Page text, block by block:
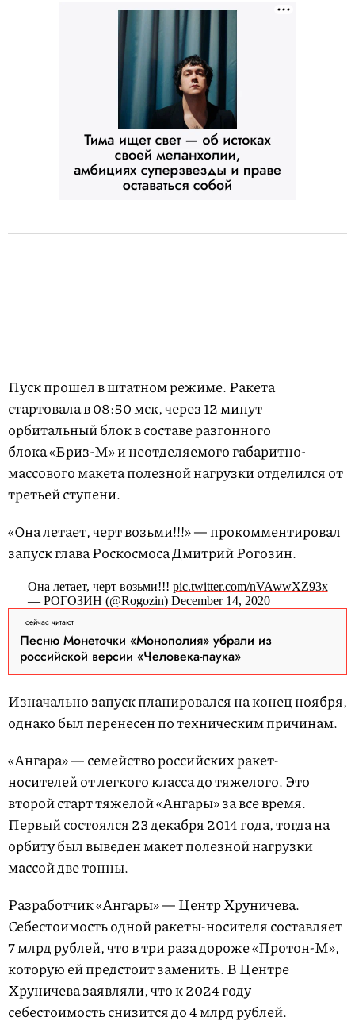
Пуск прошел в штатном режиме. Ракета
стартовала в 08:50 мск, через 12 минут
орбитальный блок в составе разгонного
блока «Бриз-М» и неотделяемого габаритно-
массового макета полезной нагрузки отделился от
третьей ступени.
«Она летает, черт возьми!!!» — прокомментировал
запуск глава Роскосмоса Дмитрий Рогозин.
Она летает, черт возьми!!! pic.twitter.com/nVAwwXZ93x
— РОГОЗИН (@Rogozin) December 14, 2020
сейчас читают
Песню Монеточки «Монополия» убрали из
российской версии «Человека-паука»
Изначально запуск планировался на конец ноября,
однако был перенесен по техническим причинам.
«Ангара» — семейство российских ракет-
носителей от легкого класса до тяжелого. Это
второй старт тяжелой «Ангары» за все время.
Первый состоялся 23 декабря 2014 года, тогда на
орбиту был выведен макет полезной нагрузки
массой две тонны.
Разработчик «Ангары» — Центр Хруничева.
Себестоимость одной ракеты-носителя составляет
7 млрд рублей, что в три раза дороже «Протон-М»,
которую ей предстоит заменить. В Центре
Хруничева заявляли, что к 2024 году
себестоимость снизится до 4 млрд рублей.